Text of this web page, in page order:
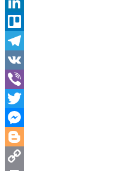
Reddit
LinkedIn
Trello
Telegram
VK
Viber
Twitter
Messenger
Blogger